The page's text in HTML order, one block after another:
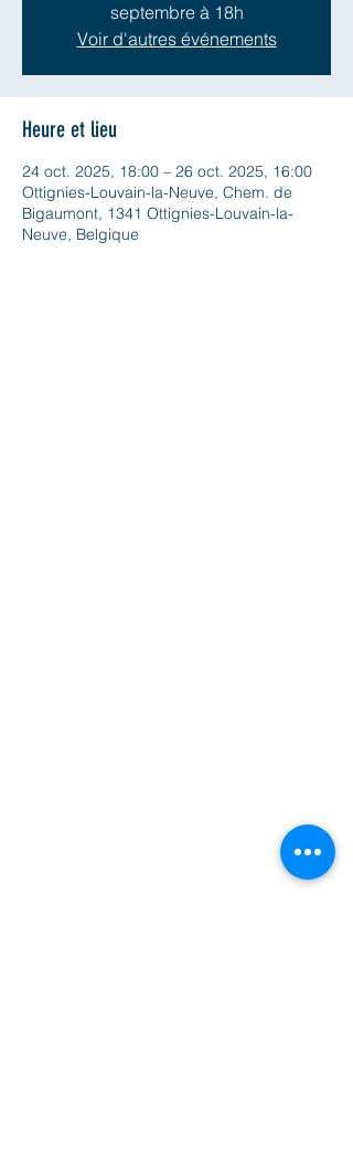
septembre à 18h
Voir d'autres événements
Heure et lieu
24 oct. 2025, 18:00 – 26 oct. 2025, 16:00
Ottignies-Louvain-la-Neuve, Chem. de
Bigaumont, 1341 Ottignies-Louvain-la-
Neuve, Belgique